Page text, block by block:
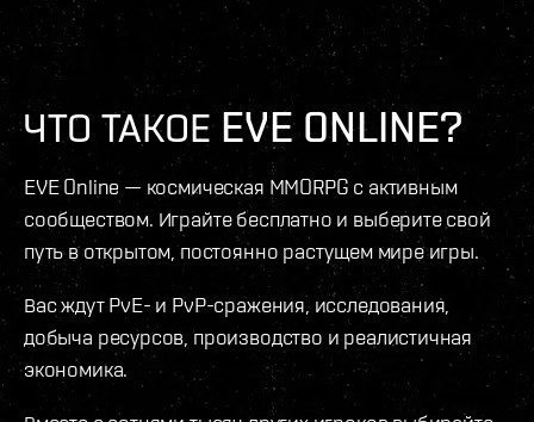
ЧТО ТАКОЕ EVE ONLINE?
EVE Online — космическая MMORPG с активным
сообществом. Играйте бесплатно и выберите свой
путь в открытом, постоянно растущем мире игры.
Вас ждут PvE- и PvP-сражения, исследования,
добыча ресурсов, производство и реалистичная
экономика.